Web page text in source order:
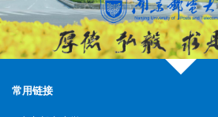
常用链接